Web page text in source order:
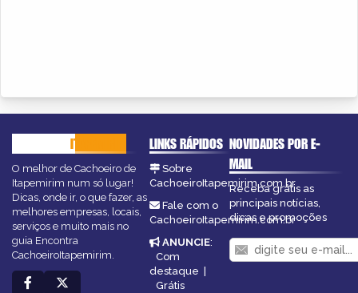
ITAPEMIRIM
O melhor de Cachoeiro de
Itapemirim num só lugar!
Dicas, onde ir, o que fazer, as
melhores empresas, locais,
serviços e muito mais no
guia Encontra
CachoeiroItapemirim.
LINKS RÁPIDOS
Sobre
CachoeiroItapemirim.com.br
Fale com o
CachoeiroItapemirim.com.br
ANUNCIE:
Com
destaque
Grátis
NOVIDADES POR E-
MAIL
Receba grátis as
principais notícias,
dicas e promoções